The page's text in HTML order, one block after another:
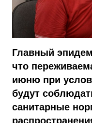
Главный
что
июню при
будут
санитарные